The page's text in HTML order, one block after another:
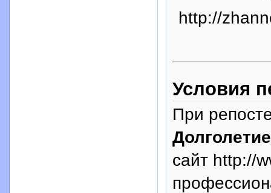
http://
Условия
При
Долголетие
сайт http://